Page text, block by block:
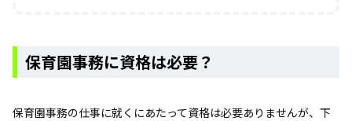
保育園事務に資格は必要？
保育園事務の仕事に就くにあたって資格は必要ありませんが、下